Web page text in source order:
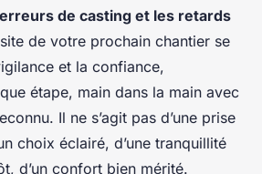
de casting et les retards
de votre prochain chantier se
et la confiance,
étape, main dans la main avec
Il ne s’agit pas d’une prise
choix éclairé, d’une tranquillité
d’un confort bien mérité.